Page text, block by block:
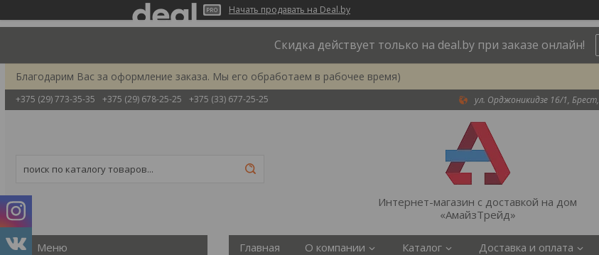
Начать продавать на Deal.by
Скидка действует только на deal.by при заказе онлайн!
Благодарим Вас за оформление заказа. Мы его обработаем в рабочее время)
+375 (29) 773-35-35 +375 (29) 678-25-25 +375 (33) 677-25-25 ул. Орджоникидзе 16/1, Брест,
Интернет-магазин с доставкой на дом
«АмайзТрейд»
Главная О компании Каталог Доставка и оплата